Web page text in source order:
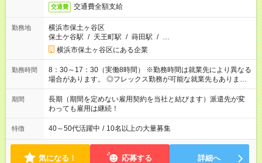
交通費 交通費全額支給
勤務地
横浜市保土ヶ谷区
保土ケ谷駅 / 天王町駅 / 蒔田駅 / …
横浜市保土ヶ谷区にある企業
勤務時間
8：30～17：30（実働8時間） ※勤務時間は就業先により異なる
場合があります。 ◎フレックス勤務が可能な就業先もありま
す。 ◎今よりもさらに働きやすい環境をつくるべく、 働き方
改革に全社をあげて取り組んでいます。
期間
長期（期間を定めない雇用契約を当社と結びます）派遣先が変
わっても雇用は継続！
特徴 40～50代活躍中 / 10名以上の大量募集
気になる！ 応募する 詳細へ